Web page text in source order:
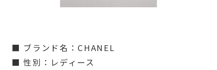
■ ブランド名：CHANEL
■ 性別：レディース